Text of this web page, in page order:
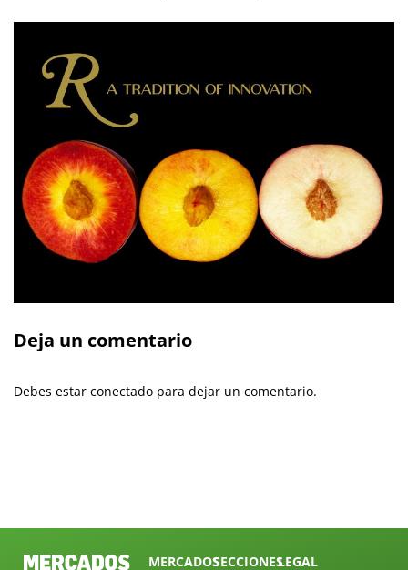
Deja un comentario
Debes estar conectado para dejar un comentario.
MERCADOSSECCIONESLEGAL